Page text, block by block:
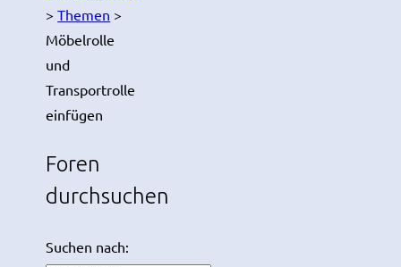
>Themen >
Möbelrolle
und
Transportrolle
einfügen
Foren
durchsuchen
Suchen nach: